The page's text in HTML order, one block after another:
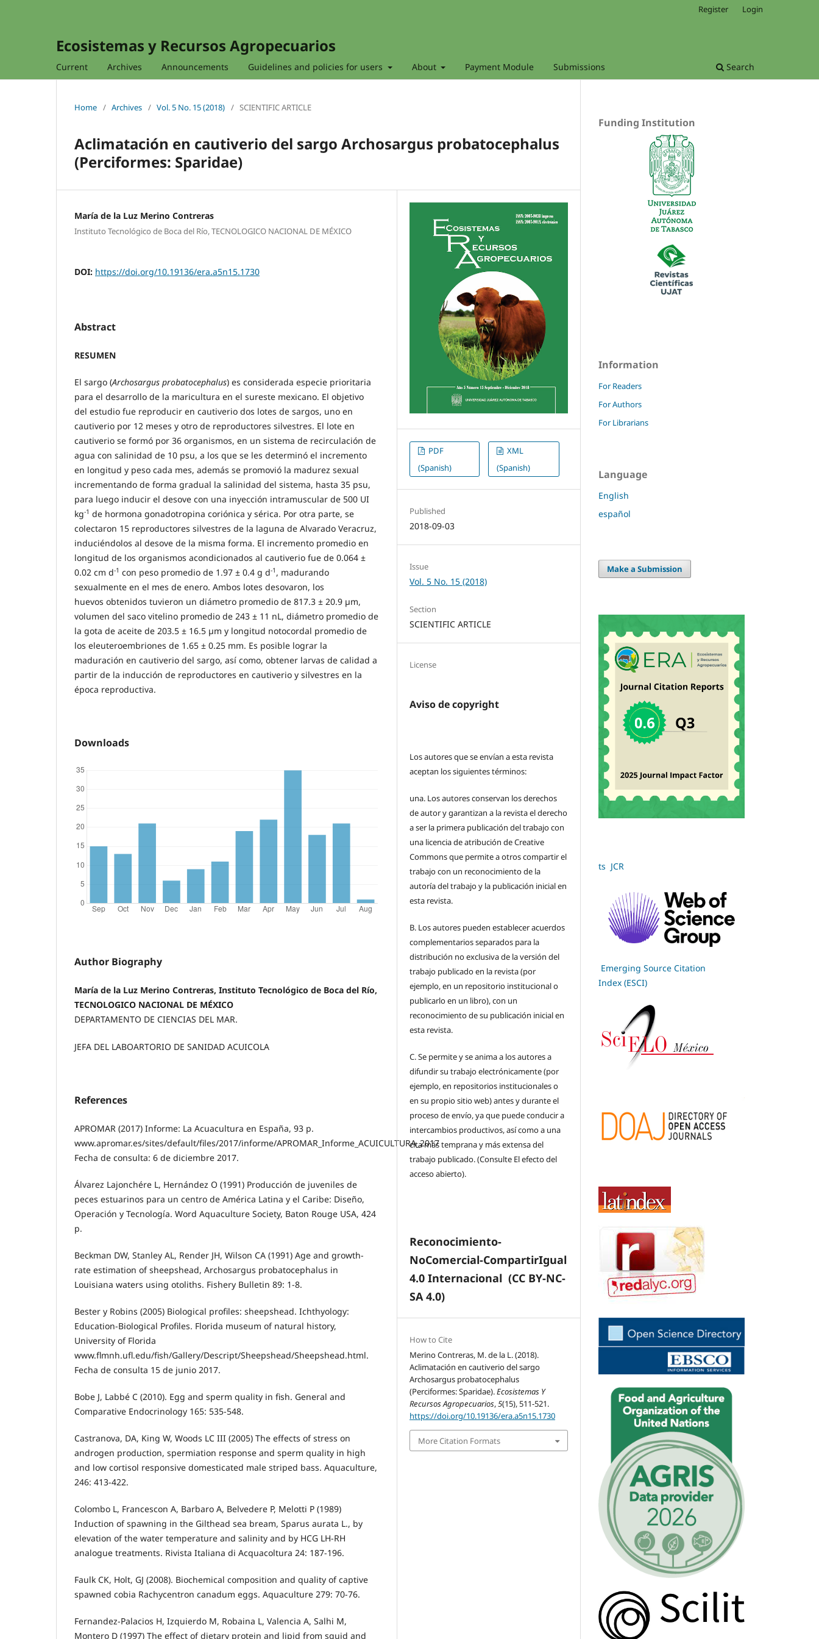
Ecosistemas y Recursos Agropecuarios
Current Archives Announcements Guidelines and policies for users About Payment Module Submissions Search
Register Login
Home / Archives / Vol. 5 No. 15 (2018) / SCIENTIFIC ARTICLE
Aclimatación en cautiverio del sargo Archosargus probatocephalus
(Perciformes: Sparidae)
María de la Luz Merino Contreras
Instituto Tecnológico de Boca del Río, TECNOLOGICO NACIONAL DE MÉXICO
DOI: https://doi.org/10.19136/era.a5n15.1730
Abstract
RESUMEN
El sargo (Archosargus probatocephalus) es considerada especie prioritaria
para el desarrollo de la maricultura en el sureste mexicano. El objetivo
del estudio fue reproducir en cautiverio dos lotes de sargos, uno en
cautiverio por 12 meses y otro de reproductores silvestres. El lote en
cautiverio se formó por 36 organismos, en un sistema de recirculación de
agua con salinidad de 10 psu, a los que se les determinó el incremento
en longitud y peso cada mes, además se promovió la madurez sexual
incrementando de forma gradual la salinidad del sistema, hasta 35 psu,
para luego inducir el desove con una inyección intramuscular de 500 UI
kg-1 de hormona gonadotropina coriónica y sérica. Por otra parte, se
colectaron 15 reproductores silvestres de la laguna de Alvarado Veracruz,
induciéndolos al desove de la misma forma. El incremento promedio en
longitud de los organismos acondicionados al cautiverio fue de 0.064 ±
0.02 cm d-1 con peso promedio de 1.97 ± 0.4 g d-1 , madurando
sexualmente en el mes de enero. Ambos lotes desovaron, los
huevos obtenidos tuvieron un diámetro promedio de 817.3 ± 20.9 µm,
volumen del saco vitelino promedio de 243 ± 11 nL, diámetro promedio de
la gota de aceite de 203.5 ± 16.5 µm y longitud notocordal promedio de
los eleuteroembriones de 1.65 ± 0.25 mm. Es posible lograr la
maduración en cautiverio del sargo, así como, obtener larvas de calidad a
partir de la inducción de reproductores en cautiverio y silvestres en la
época reproductiva.
Downloads
Author Biography
María de la Luz Merino Contreras, Instituto Tecnológico de Boca del Río,
TECNOLOGICO NACIONAL DE MÉXICO
DEPARTAMENTO DE CIENCIAS DEL MAR.
JEFA DEL LABOARTORIO DE SANIDAD ACUICOLA
References
APROMAR (2017) Informe: La Acuacultura en España, 93 p.
www.apromar.es/sites/default/files/2017/informe/APROMAR_Informe_ACUICULTURA_2017
Fecha de consulta: 6 de diciembre 2017.
Álvarez Lajonchére L, Hernández O (1991) Producción de juveniles de
peces estuarinos para un centro de América Latina y el Caribe: Diseño,
Operación y Tecnología. Word Aquaculture Society, Baton Rouge USA, 424
p.
Beckman DW, Stanley AL, Render JH, Wilson CA (1991) Age and growth-
rate estimation of sheepshead, Archosargus probatocephalus in
Louisiana waters using otoliths. Fishery Bulletin 89: 1-8.
Bester y Robins (2005) Biological profiles: sheepshead. Ichthyology:
Education-Biological Profiles. Florida museum of natural history,
University of Florida
www.flmnh.ufl.edu/fish/Gallery/Descript/Sheepshead/Sheepshead.html.
Fecha de consulta 15 de junio 2017.
Bobe J, Labbé C (2010). Egg and sperm quality in fish. General and
Comparative Endocrinology 165: 535-548.
Castranova, DA, King W, Woods LC III (2005) The effects of stress on
androgen production, spermiation response and sperm quality in high
and low cortisol responsive domesticated male striped bass. Aquaculture,
246: 413-422.
Colombo L, Francescon A, Barbaro A, Belvedere P, Melotti P (1989)
Induction of spawning in the Gilthead sea bream, Sparus aurata L., by
elevation of the water temperature and salinity and by HCG LH-RH
analogue treatments. Rivista Italiana di Acquacoltura 24: 187-196.
Faulk CK, Holt, GJ (2008). Biochemical composition and quality of captive
spawned cobia Rachycentron canadum eggs. Aquaculture 279: 70-76.
Fernandez-Palacios H, Izquierdo M, Robaina L, Valencia A, Salhi M,
Montero D (1997) The effect of dietary protein and lipid from squid and
PDF
(Spanish)
XML
(Spanish)
Published
2018-09-03
Issue
Vol. 5 No. 15 (2018)
Section
SCIENTIFIC ARTICLE
License
Aviso de copyright
Los autores que se envían a esta revista
aceptan los siguientes términos:
una. Los autores conservan los derechos
de autor y garantizan a la revista el derecho
a ser la primera publicación del trabajo con
una licencia de atribución de Creative
Commons que permite a otros compartir el
trabajo con un reconocimiento de la
autoría del trabajo y la publicación inicial en
esta revista.
B. Los autores pueden establecer acuerdos
complementarios separados para la
distribución no exclusiva de la versión del
trabajo publicado en la revista (por
ejemplo, en un repositorio institucional o
publicarlo en un libro), con un
reconocimiento de su publicación inicial en
esta revista.
C.Se permite y se anima a los autores a
difundir su trabajo electrónicamente (por
ejemplo, en repositorios institucionales o
en su propio sitio web) antes y durante el
proceso de envío, ya que puede conducir a
intercambios productivos, así como a una
cita más temprana y más extensa del
trabajo publicado. (Consulte El efecto del
acceso abierto).
Reconocimiento-
NoComercial-CompartirIgual
4.0 Internacional (CC BY-NC-
SA 4.0)
How to Cite
Merino Contreras, M. de la L. (2018).
Aclimatación en cautiverio del sargo
Archosargus probatocephalus
(Perciformes: Sparidae).Ecosistemas Y
Recursos Agropecuarios,5(15), 511-521.
https://doi.org/10.19136/era.a5n15.1730
More Citation Formats
Funding Institution
Information
For Readers
For Authors
For Librarians
Language
English
español
Make a Submission
ts JCR
Emerging Source Citation
Index (ESCI)